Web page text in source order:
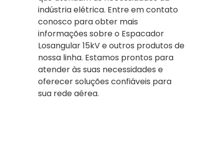
indústria elétrica. Entre em contato
conosco para obter mais
informações sobre o Espacador
Losangular 15kV e outros produtos de
nossa linha. Estamos prontos para
atender às suas necessidades e
oferecer soluções confiáveis para
sua rede aérea.